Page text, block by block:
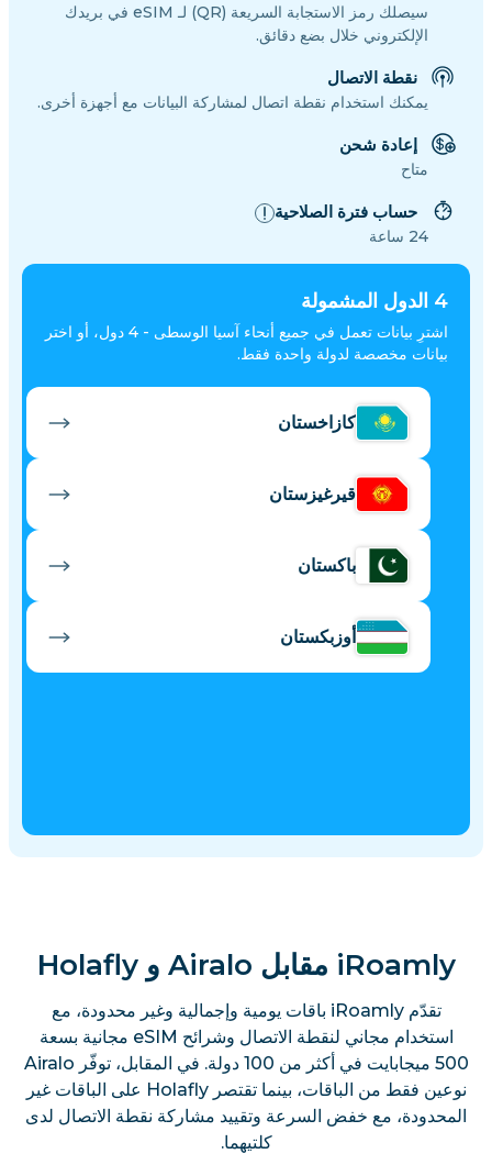
4 الدول المشمولة
اشترِ بيانات تعمل في جميع أنحاء آسيا الوسطى - 4 دول، أو اختر
بيانات مخصصة لدولة واحدة فقط.
كازاخستان
قيرغيزستان
باكستان
أوزبكستان
سيصلك رمز الاستجابة السريعة (QR) لـ eSIM في بريدك
الإلكتروني خلال بضع دقائق.
نقطة الاتصال
يمكنك استخدام نقطة اتصال لمشاركة البيانات مع أجهزة أخرى.
إعادة شحن
متاح
حساب فترة الصلاحية
24 ساعة
iRoamly مقابل Airalo و Holafly
تقدّم iRoamly باقات يومية وإجمالية وغير محدودة، مع
استخدام مجاني لنقطة الاتصال وشرائح eSIM مجانية بسعة
500 ميجابايت في أكثر من 100 دولة. في المقابل، توفّر Airalo
نوعين فقط من الباقات، بينما تقتصر Holafly على الباقات غير
المحدودة، مع خفض السرعة وتقييد مشاركة نقطة الاتصال لدى
كلتيهما.